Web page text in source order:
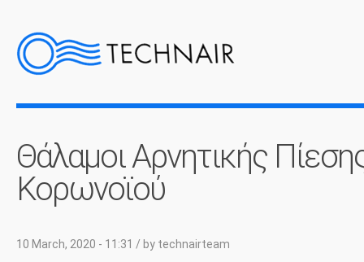
Θάλαμοι Αρνητικής
Κορωνοϊού
10 March, 2020 - 11:31 / by technairteam